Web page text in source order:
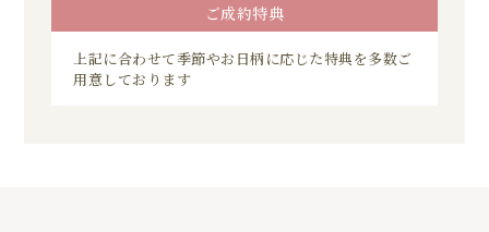
ご成約特典
上記に合わせて季節やお日柄に応じた特典を多数ご
用意しております